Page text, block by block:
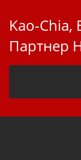
Kao-
Партнер